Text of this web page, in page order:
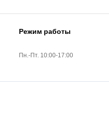
Режим работы
Пн.-Пт. 10:00-17:00